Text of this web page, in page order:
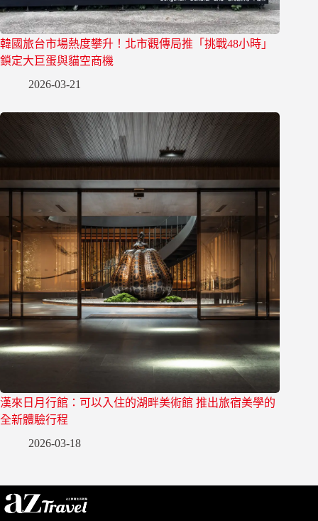
韓國旅台市場熱度攀升！北市觀傳局推「挑戰48小時」
鎖定大巨蛋與貓空商機
2026-03-21
漢來日月行館：可以入住的湖畔美術館 推出旅宿美學的
全新體驗行程
2026-03-18